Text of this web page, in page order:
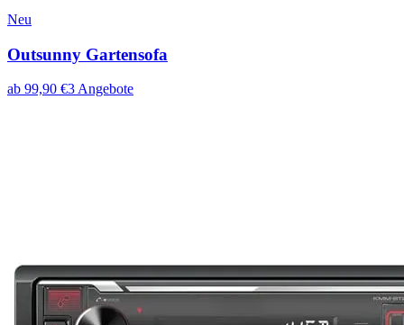
Neu
Outsunny Gartensofa
ab 99,90 €3 Angebote